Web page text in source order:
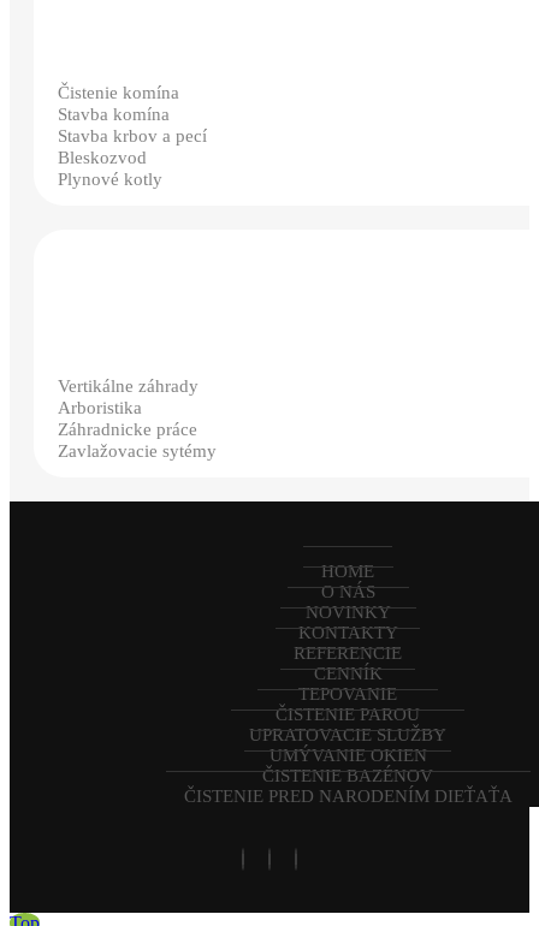
Čistenie komína
Stavba komína
Stavba krbov a pecí
Bleskozvod
Plynové kotly
Vertikálne záhrady
Arboristika
Záhradnicke práce
Zavlažovacie sytémy
HOME
O NÁS
NOVINKY
KONTAKTY
REFERENCIE
CENNÍK
TEPOVANIE
ČISTENIE PAROU
UPRATOVACIE SLUŽBY
UMÝVANIE OKIEN
ČISTENIE BAZÉNOV
ČISTENIE PRED NARODENÍM DIEŤAŤA